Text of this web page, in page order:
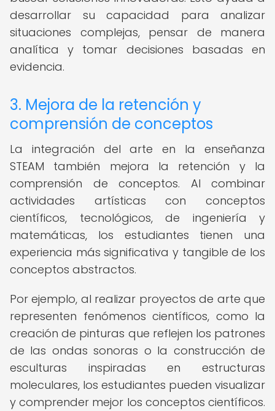
desarrollar su capacidad para analizar
situaciones complejas, pensar de manera
analítica y tomar decisiones basadas en
evidencia.
3. Mejora de la retención y
comprensión de conceptos
La integración del arte en la enseñanza
STEAM también mejora la retención y la
comprensión de conceptos. Al combinar
actividades artísticas con conceptos
científicos, tecnológicos, de ingeniería y
matemáticas, los estudiantes tienen una
experiencia más significativa y tangible de los
conceptos abstractos.
Por ejemplo, al realizar proyectos de arte que
representen fenómenos científicos, como la
creación de pinturas que reflejen los patrones
de las ondas sonoras o la construcción de
esculturas inspiradas en estructuras
moleculares, los estudiantes pueden visualizar
y comprender mejor los conceptos científicos.